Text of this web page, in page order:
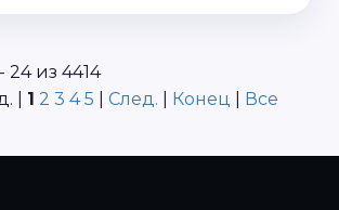
24 из 4414
| 1 2 3 4 5 След. Конец Все